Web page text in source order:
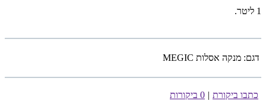
1 ליטר.
דגם: מנקה אסלות MEGIC
כתבו ביקורת | 0 ביקורות